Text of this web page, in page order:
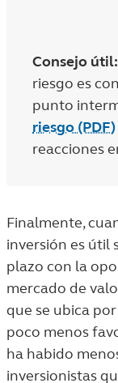
Consejo útil:
riesgo es
punto
riesgo (PDF)
reacciones
Finalmente,
inversión es útil
plazo con la
mercado de
que se ubica
poco menos
ha habido
inversionistas